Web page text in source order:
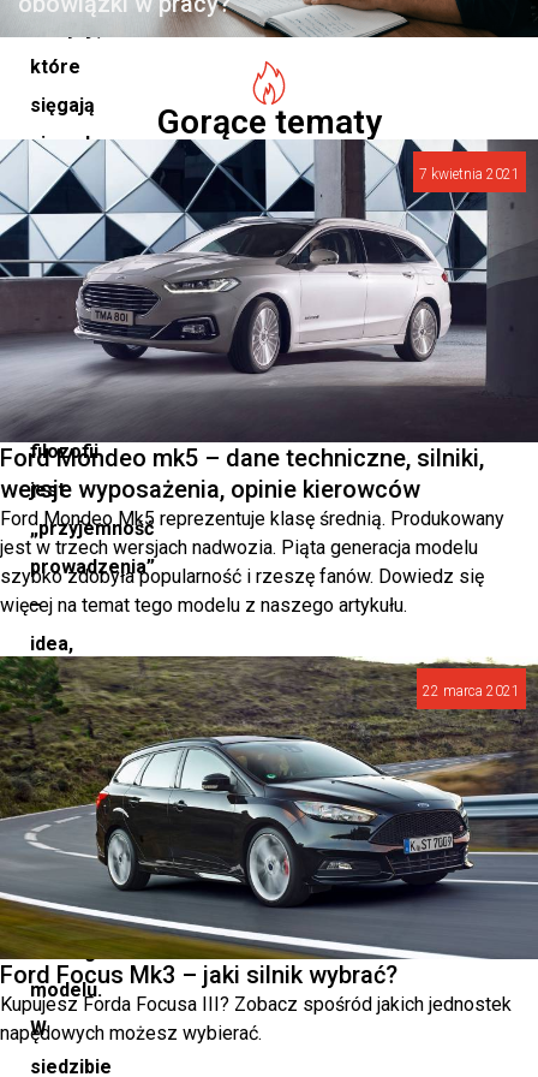
które
sięgają
niemal
stu
lat.
Jednym
kluczowych
elementów
tej
filozofii
jest
„przyjemność
prowadzenia”
–
idea,
która
stanowi
fundament
procesu
projektowania
i
rozwoju
każdego
modelu.
W
siedzibie
Gorące tematy
7 kwietnia 2021
Ford Mondeo mk5 – dane techniczne, silniki,
wersje wyposażenia, opinie kierowców
Ford Mondeo Mk5 reprezentuje klasę średnią. Produkowany
jest w trzech wersjach nadwozia. Piąta generacja modelu
szybko zdobyła popularność i rzeszę fanów. Dowiedz się
więcej na temat tego modelu z naszego artykułu.
22 marca 2021
Ford Focus Mk3 – jaki silnik wybrać?
Kupujesz Forda Focusa III? Zobacz spośród jakich jednostek
napędowych możesz wybierać.